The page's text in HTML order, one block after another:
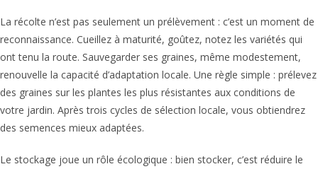
La récolte n’est pas seulement un prélèvement : c’est un moment de
reconnaissance. Cueillez à maturité, goûtez, notez les variétés qui
ont tenu la route. Sauvegarder ses graines, même modestement,
renouvelle la capacité d’adaptation locale. Une règle simple : prélevez
des graines sur les plantes les plus résistantes aux conditions de
votre jardin. Après trois cycles de sélection locale, vous obtiendrez
des semences mieux adaptées.
Le stockage joue un rôle écologique : bien stocker, c’est réduire le